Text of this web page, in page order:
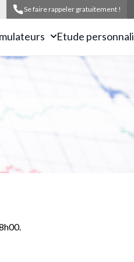
Se faire rappeler gratuitement !
Etude